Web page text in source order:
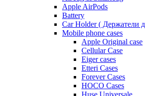
Apple AirPods
Battery
Car Holder ( Держатели
Mobile phone cases
Apple Original case
Cellular Case
Eiger cases
Etteri Cases
Forever Cases
HOCO Cases
Huse Universale